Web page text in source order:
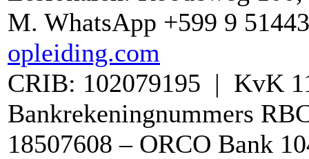
M. WhatsApp +599 9
opleiding.com
CRIB: 102079195 | KvK
Bankrekeningnummers
18507608 – ORCO Bank